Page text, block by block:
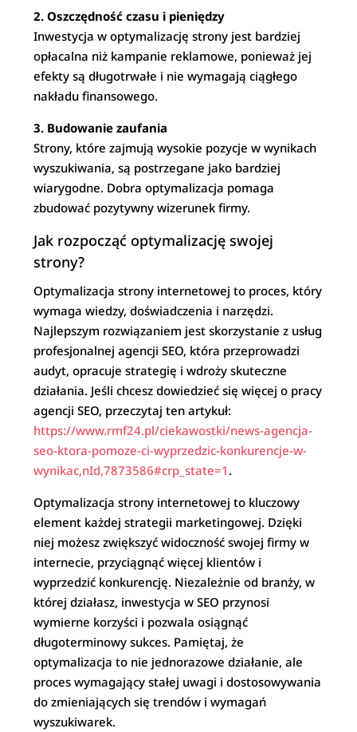
2. Oszczędność czasu i pieniędzy
Inwestycja w optymalizację strony jest bardziej
opłacalna niż kampanie reklamowe, ponieważ jej
efekty są długotrwałe i nie wymagają ciągłego
nakładu finansowego.
3. Budowanie zaufania
Strony, które zajmują wysokie pozycje w wynikach
wyszukiwania, są postrzegane jako bardziej
wiarygodne. Dobra optymalizacja pomaga
zbudować pozytywny wizerunek firmy.
Jak rozpocząć optymalizację swojej
strony?
Optymalizacja strony internetowej to proces, który
wymaga wiedzy, doświadczenia i narzędzi.
Najlepszym rozwiązaniem jest skorzystanie z usług
profesjonalnej agencji SEO, która przeprowadzi
audyt, opracuje strategię i wdroży skuteczne
działania. Jeśli chcesz dowiedzieć się więcej o pracy
agencji SEO, przeczytaj ten artykuł:
https://www.rmf24.pl/ciekawostki/news-agencja-
seo-ktora-pomoze-ci-wyprzedzic-konkurencje-w-
wynikac,nId,7873586#crp_state=1 .
Optymalizacja strony internetowej to kluczowy
element każdej strategii marketingowej. Dzięki
niej możesz zwiększyć widoczność swojej firmy w
internecie, przyciągnąć więcej klientów i
wyprzedzić konkurencję. Niezależnie od branży, w
której działasz, inwestycja w SEO przynosi
wymierne korzyści i pozwala osiągnąć
długoterminowy sukces. Pamiętaj, że
optymalizacja to nie jednorazowe działanie, ale
proces wymagający stałej uwagi i dostosowywania
do zmieniających się trendów i wymagań
wyszukiwarek.